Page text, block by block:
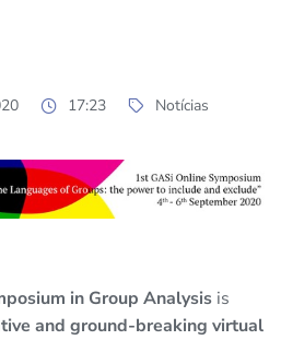
17:23 Notícias
in Group Analysis is
and ground-breaking virtual